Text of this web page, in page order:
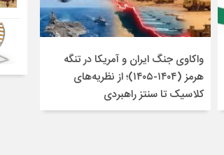
واکاوی جنگ ایران و آمریکا در تنگه
هرمز (۱۴۰۴-۱۴۰۵)؛ از نظریه‌های
کلاسیک تا سنتز راهبردی